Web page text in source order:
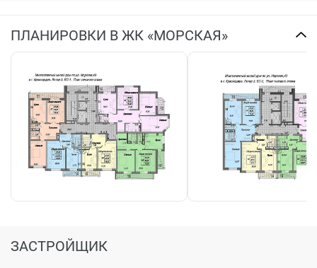
ПЛАНИРОВКИ В ЖК «МОРСКАЯ»
ЗАСТРОЙЩИК